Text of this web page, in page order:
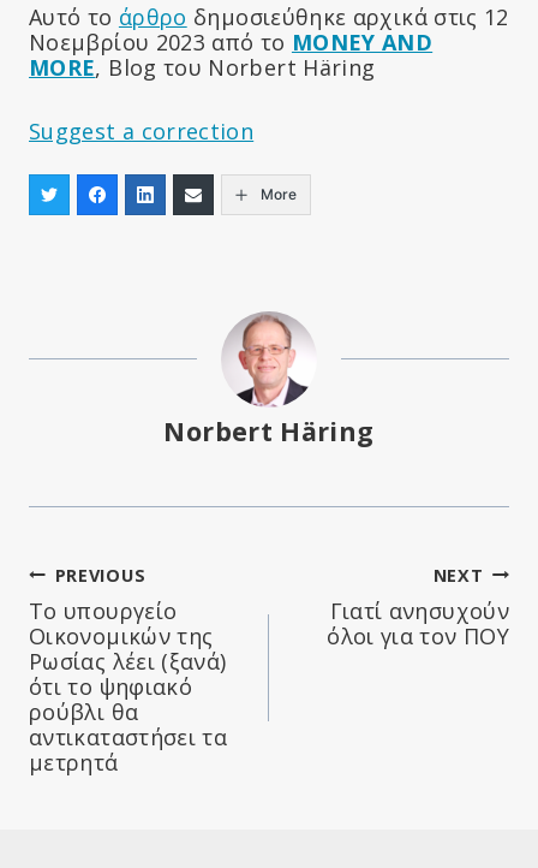
Αυτό το άρθρο δημοσιεύθηκε αρχικά στις 12
Νοεμβρίου 2023 από το MONEY AND
MORE, Blog του Norbert Häring
Suggest a correction
More
Norbert Häring
Πλοήγηση
άρθρων
PREVIOUS
Το υπουργείο
Οικονομικών της
Ρωσίας λέει (ξανά)
ότι το ψηφιακό
ρούβλι θα
αντικαταστήσει τα
μετρητά
NEXT
Γιατί ανησυχούν
όλοι για τον ΠΟΥ